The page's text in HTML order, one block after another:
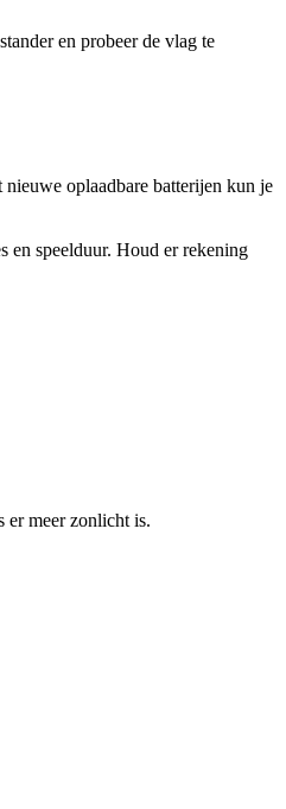
en probeer de vlag te
oplaadbare batterijen kun je
speelduur. Houd er rekening
er meer zonlicht is.